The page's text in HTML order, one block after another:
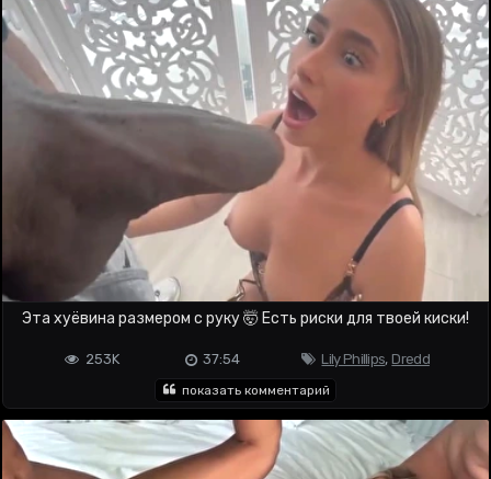
Эта хуёвина размером с руку 🤯 Есть риски для твоей киски!
Lily Phillips, Dredd
37:54
253K
показать комментарий